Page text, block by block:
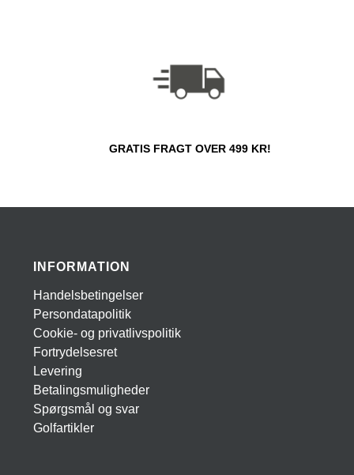
GRATIS FRAGT OVER 499 KR!
INFORMATION
Handelsbetingelser
Persondatapolitik
Cookie- og privatlivspolitik
Fortrydelsesret
Levering
Betalingsmuligheder
Spørgsmål og svar
Golfartikler